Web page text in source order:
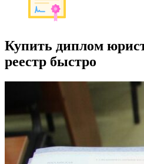
Купить диплом
реестр быстро